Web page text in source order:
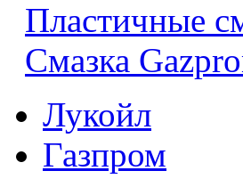
Пластичные
Смазка
Лукойл
Газпром